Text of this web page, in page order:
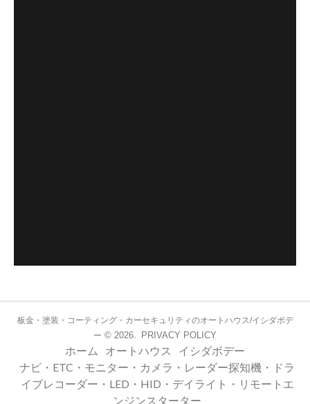
板金・塗装・コーティング・カーセキュリティのオートハウス/イシダボデ
ー © 2026. PRIVACY POLICY
ホーム オートハウス
イシダボデー
ナビ・ETC・モニター・カメラ・レーダー探知機・ドラ
イブレコーダー・LED・HID・デイライト・リモートエ
ンジンスターター